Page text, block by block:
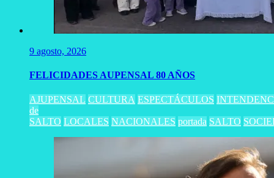
9 agosto, 2026
FELICIDADES AUPENSAL 80 AÑOS
AJUPENSAL CULTURA ESPECTÁCULOS
de
SALTO LOCALES NACIONALES portada SALTO